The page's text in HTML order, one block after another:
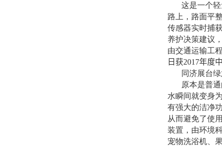
这是一个
路上，路面平
传感器实时捕
养护决策建议
由交通运输工
日获2017年度
同济展台
原本是普
水瞬间就变身
有强大的洁净
从而避免了使
装置，由环境
宠物洗浴机、